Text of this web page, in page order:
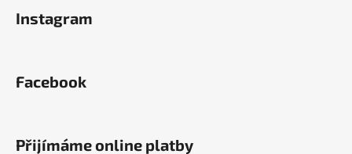
Instagram
Facebook
Přijímáme online platby